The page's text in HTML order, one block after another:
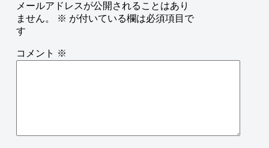
メールアドレスが公開されることはあり
ません。
※ が付いている欄は必須項目で
す
コメント ※